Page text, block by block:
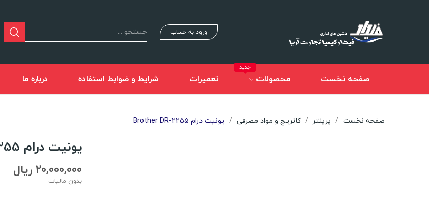
ورود به حساب
صفحه نخست محصولات
جدید
تعمیرات شرایط و ضوابط استفاده درباره ما
صفحه نخست پرینتر کاتریج و مواد مصرفی یونیت درام Brother DR-2255
یونیت درام Brother DR-2255
20,000,000 ریال
بدون مالیات